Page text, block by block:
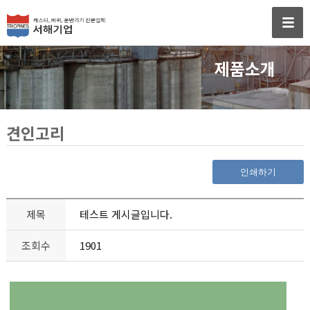
제품소개
견인고리
인쇄하기
제목 테스트 게시글입니다.
조회수 1901